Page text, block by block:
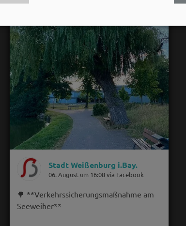
Stadt Weißenburg i.Bay.
06. August um 16:08 via Facebook
🌳 **Verkehrssicherungsmaßnahme am
Seeweiher**